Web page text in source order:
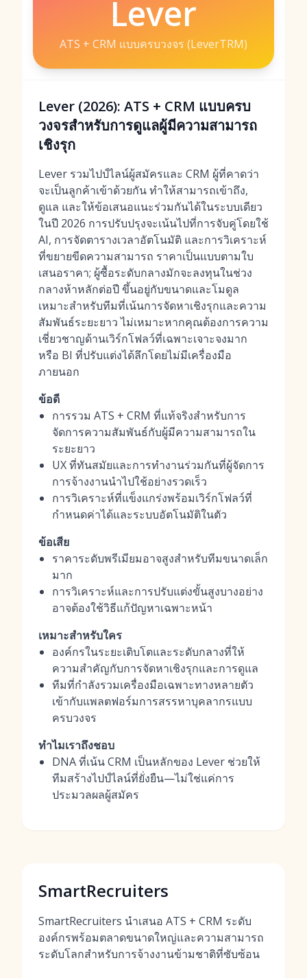
Lever
ATS + CRM แบบครบวงจร (LeverTRM)
Lever (2026): ATS + CRM แบบครบ
วงจรสำหรับการดูแลผู้มีความสามารถ
เชิงรุก
Lever รวมไปป์ไลน์ผู้สมัครและ CRM ผู้ที่คาดว่า
จะเป็นลูกค้าเข้าด้วยกัน ทำให้สามารถเข้าถึง,
ดูแล และให้ข้อเสนอแนะร่วมกันได้ในระบบเดียว
ในปี 2026 การปรับปรุงจะเน้นไปที่การจับคู่โดยใช้
AI, การจัดตารางเวลาอัตโนมัติ และการวิเคราะห์
ที่ขยายขีดความสามารถ ราคาเป็นแบบตามใบ
เสนอราคา; ผู้ซื้อระดับกลางมักจะลงทุนในช่วง
กลางห้าหลักต่อปี ขึ้นอยู่กับขนาดและโมดูล
เหมาะสำหรับทีมที่เน้นการจัดหาเชิงรุกและความ
สัมพันธ์ระยะยาว ไม่เหมาะหากคุณต้องการความ
เชี่ยวชาญด้านเวิร์กโฟลว์ที่เฉพาะเจาะจงมาก
หรือ BI ที่ปรับแต่งได้ลึกโดยไม่มีเครื่องมือ
ภายนอก
ข้อดี
การรวม ATS + CRM ที่แท้จริงสำหรับการ
จัดการความสัมพันธ์กับผู้มีความสามารถใน
ระยะยาว
UX ที่ทันสมัยและการทำงานร่วมกันที่ผู้จัดการ
การจ้างงานนำไปใช้อย่างรวดเร็ว
การวิเคราะห์ที่แข็งแกร่งพร้อมเวิร์กโฟลว์ที่
กำหนดค่าได้และระบบอัตโนมัติในตัว
ข้อเสีย
ราคาระดับพรีเมียมอาจสูงสำหรับทีมขนาดเล็ก
มาก
การวิเคราะห์และการปรับแต่งขั้นสูงบางอย่าง
อาจต้องใช้วิธีแก้ปัญหาเฉพาะหน้า
เหมาะสำหรับใคร
องค์กรในระยะเติบโตและระดับกลางที่ให้
ความสำคัญกับการจัดหาเชิงรุกและการดูแล
ทีมที่กำลังรวมเครื่องมือเฉพาะทางหลายตัว
เข้ากับแพลตฟอร์มการสรรหาบุคลากรแบบ
ครบวงจร
ทำไมเราถึงชอบ
DNA ที่เน้น CRM เป็นหลักของ Lever ช่วยให้
ทีมสร้างไปป์ไลน์ที่ยั่งยืน—ไม่ใช่แค่การ
ประมวลผลผู้สมัคร
SmartRecruiters
SmartRecruiters นำเสนอ ATS + CRM ระดับ
องค์กรพร้อมตลาดขนาดใหญ่และความสามารถ
ระดับโลกสำหรับการจ้างงานข้ามชาติที่ซับซ้อน